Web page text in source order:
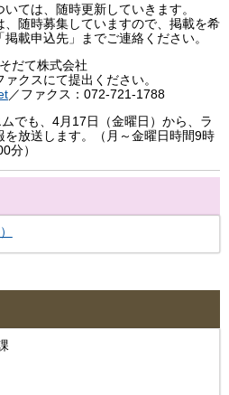
ては、随時更新していきます。
、随時募集していますので、掲載を希
載申込先」までご連絡ください。
だて株式会社
クスにて提出ください。
／ファクス：072-721-1788
でも、4月17日（金曜日）から、ラ
を放送します。（月～金曜日時間9時
分）